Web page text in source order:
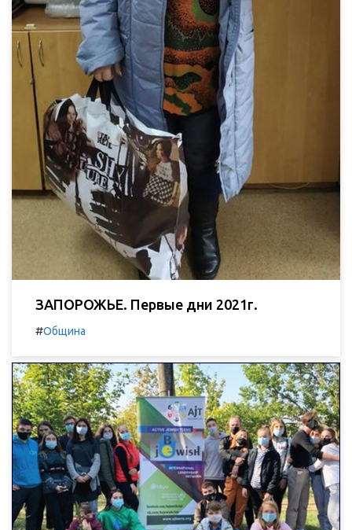
ЗАПОРОЖЬЕ. Первые дни 2021г.
#Община